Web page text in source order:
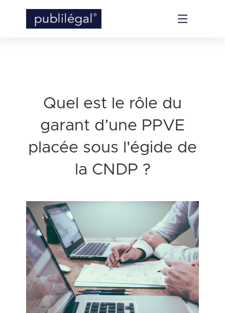
Quel est le rôle du
garant d’une PPVE
placée sous l'égide de
la CNDP ?